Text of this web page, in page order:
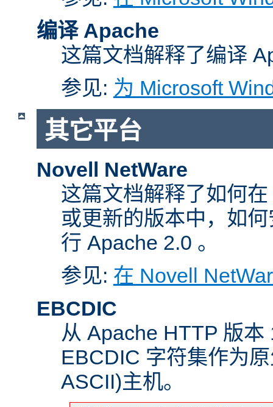
编译 Apache
这篇文档解释了编译
参见: 为 Microsoft
其它平台
Novell NetWare
这篇文档解释了如何
或更新的版本中，如
行 Apache 2.0 。
参见: 在 Novell
EBCDIC
从 Apache HTTP 版
EBCDIC 字符集作为
ASCII)主机。